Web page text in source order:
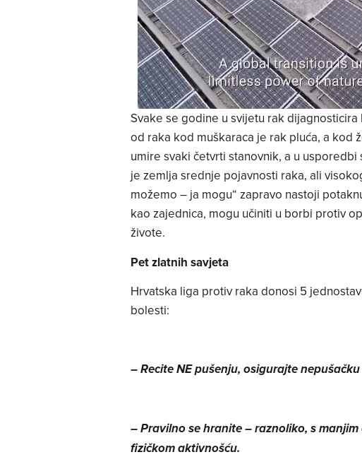
Svake se godine u svijetu rak
od raka kod muškaraca je rak pluća, a kod
umire svaki četvrti stanovnik, a u
je zemlja srednje pojavnosti raka, ali
možemo – ja mogu“ zapravo nastoji
kao zajednica, mogu učiniti u borbi protiv
živote.
Pet zlatnih savjeta
Hrvatska liga protiv raka donosi 5
bolesti:
– Recite NE pušenju, osigurajte
– Pravilno se hranite – raznoliko, s
fizičkom aktivnošću.